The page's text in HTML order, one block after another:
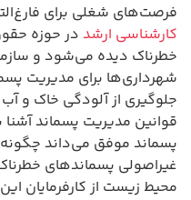
فرصت‌های شغلی برای
کارشناسی ارشد در حوزه
خطرناک دیده می‌شود و
شهرداری‌ها برای مدیریت
جلوگیری از آلودگی خاک و آب
قوانین مدیریت پسماند
پسماند موفق می‌داند چگونه
غیراصولی پسماندهای
محیط زیست از کارفرمایان